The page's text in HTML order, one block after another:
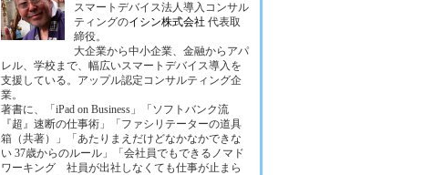
スマートデバイス法人導入コンサル
ティングのイシン株式会社 代表取
締役。
大企業から中小企業、金融からアパ
レル、学校まで、幅広いスマートデバイス導入を
支援している。アップル認定コンサルティング企
業。
著書に、「iPad on Business」「ソフトバンク流
『超』速断の仕事術」「ファシリテーターの道具
箱（共著）」「あたりまえだけどなかなかできな
い 37歳からのルール」「会社員でもできるノマド
ワーキング 社員が出社しなくても仕事が止まら